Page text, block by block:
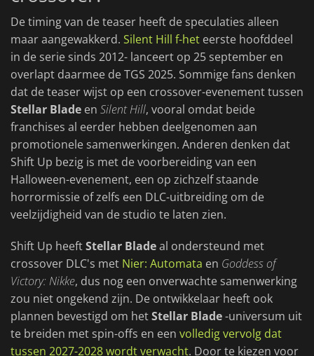
De timing van de teaser heeft de speculaties alleen
maar aangewakkerd. Silent Hill f-het eerste hoofddeel
in de serie sinds 2012- lanceert op 25 september en
overlapt daarmee de TGS 2025. Sommige fans denken
dat de teaser wijst op een crossover-evenement tussen
Stellar Blade en Silent Hill, vooral omdat beide
franchises al eerder hebben deelgenomen aan
promotionele samenwerkingen. Anderen denken dat
Shift Up bezig is met de voorbereiding van een
Halloween-evenement, een op zichzelf staande
horrormissie of zelfs een DLC-uitbreiding om de
veelzijdigheid van de studio te laten zien.
Shift Up heeftStellar Bladeal ondersteund met
crossover DLC's met Nier: Automata en Goddess of
Victory: Nikke, dus nog een onverwachte samenwerking
zou niet ongekend zijn. De ontwikkelaar heeft ook
plannen bevestigd om hetStellar Blade-universum uit
te breiden met spin-offs en een volledig vervolg dat
tussen 2027-2028 wordt verwacht. Door te kiezen voor